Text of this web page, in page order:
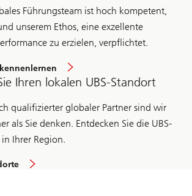
Führungsteam ist hoch kompetent,
unserem Ethos, eine exzellente
zu erzielen, verpflichtet.
kennenlernen
Ihren lokalen UBS-Standort
qualifizierter globaler Partner sind wir
als Sie denken. Entdecken Sie die UBS-
Ihrer Region.